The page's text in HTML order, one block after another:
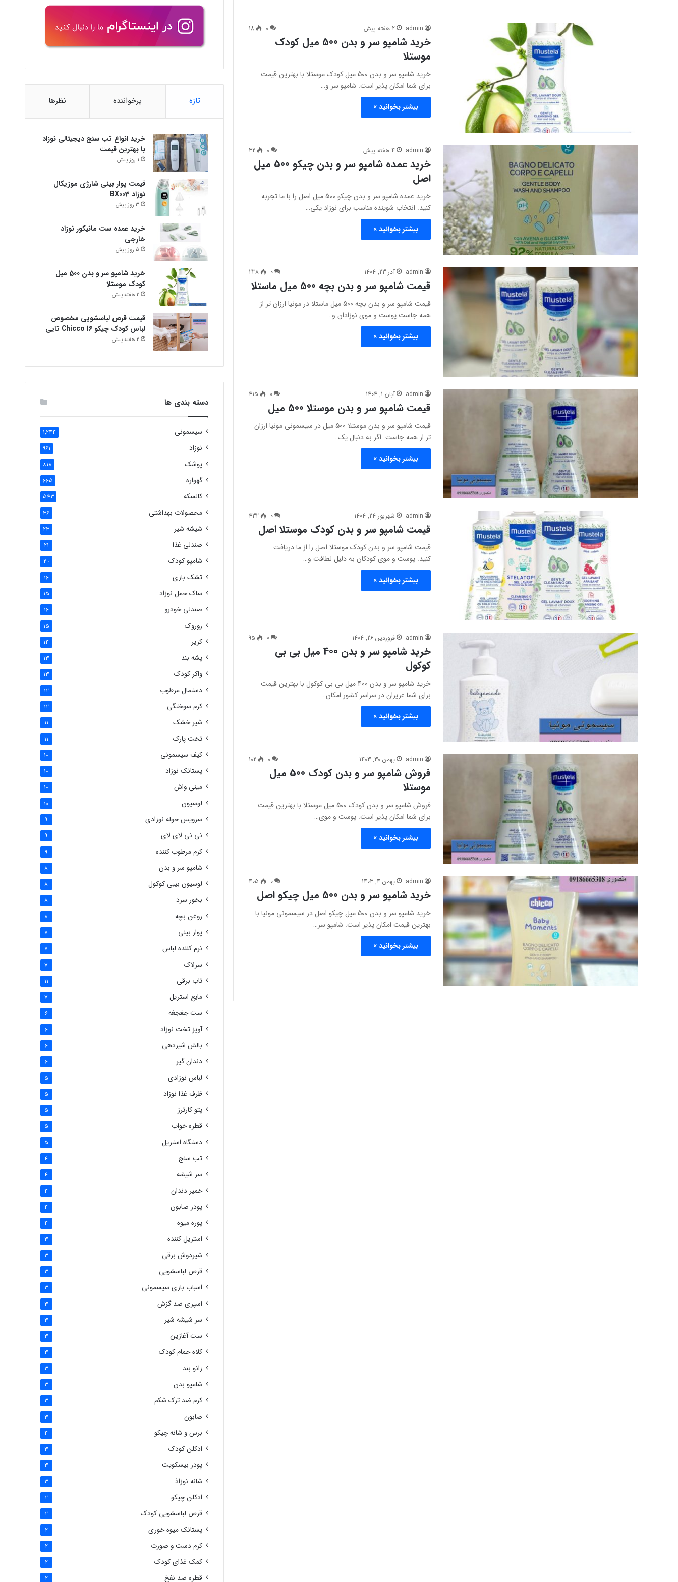
admin 2 هفته پیش 0
18
خرید شامپو سر و بدن 500 میل کودک
موستلا
خرید شامپو سر و بدن 500 میل کودک موستلا با بهترین قیمت
برای شما امکان پذیر است. شامپو سر و…
بیشتر بخوانید »
admin 4 هفته پیش 0
32
خرید عمده شامپو سر و بدن چیکو 500 میل
اصل
خرید عمده شامپو سر و بدن چیکو 500 میل اصل را با ما تجربه
کنید. انتخاب شوینده مناسب برای نوزاد یکی…
بیشتر بخوانید »
admin آذر 23, 1404 0
238
قیمت شامپو سر و بدن بچه 500 میل ماستلا
قیمت شامپو سر و بدن بچه 500 میل ماستلا در مونیا ارزان تر از
همه جاست.پوست و موی نوزادان و…
بیشتر بخوانید »
admin آبان 1, 1404 0
415
قیمت شامپو سر و بدن موستلا 500 میل
قیمت شامپو سر و بدن موستلا 500 میل در سیسمونی مونیا ارزان
تر از همه جاست. اگر به دنبال یک…
بیشتر بخوانید »
admin شهریور 24, 1404 0
432
قیمت شامپو سر و بدن کودک موستلا اصل
قیمت شامپو سر و بدن کودک موستلا اصل را از ما دریافت
کنید. پوست و موی کودکان به دلیل لطافت و…
بیشتر بخوانید »
admin فروردین 26, 1404 0
95
خرید شامپو سر و بدن 400 میل بی بی
کوکول
خرید شامپو سر و بدن 400 میل بی بی کوکول با بهترین قیمت
برای شما عزیزان در سراسر کشور امکان…
بیشتر بخوانید »
admin بهمن 30, 1403 0
102
فروش شامپو سر و بدن کودک 500 میل
موستلا
فروش شامپو سر و بدن کودک 500 میل موستلا با بهترین قیمت
برای شما امکان پذیر است. پوست و موی…
بیشتر بخوانید »
admin بهمن 4, 1403 0
405
خرید شامپو سر و بدن 500 میل چیکو اصل
خرید شامپو سر و بدن 500 میل چیکو اصل در سیسمونی مونیا با
بهترین قیمت امکان پذیر است. شامپو سر…
بیشتر بخوانید »
تازه پرخواننده نظرها
خرید انواع تب سنج دیجیتالی نوزاد
با بهترین قیمت
1 روز پیش
قیمت پوار بینی شارژی موزیکال
نوزاد BX003
3 روز پیش
خرید عمده ست مانیکور نوزاد
خارجی
5 روز پیش
خرید شامپو سر و بدن 500 میل
کودک موستلا
2 هفته پیش
قیمت قرص لباسشویی مخصوص
لباس کودک چیکو Chicco 16 تایی
2 هفته پیش
دسته بندی ها
سیسمونی 1,244
نوزاد 961
پوشک 818
گهواره 665
کالسکه 543
محصولات بهداشتی 36
شیشه شیر 23
صندلی غذا 21
شامپو کودک 20
تشک بازی 16
ساک حمل نوزاد 15
صندلی خودرو 16
روروک 15
کریر 14
پشه بند 13
واکر کودک 13
دستمال مرطوب 12
کرم سوختگی 12
شیر خشک 11
تخت پارک 11
کیف سیسمونی 10
پستانک نوزاد 10
مینی واش 10
لوسیون 10
سرویس حوله نوزادی 9
نی نی لای لای 9
کرم مرطوب کننده 9
شامپو سر و بدن 8
لوسیون بیبی کوکول 8
بخور سرد 8
روغن بچه 8
پوار بینی 7
نرم کننده لباس 7
سرلاک 7
تاب برقی 11
مایع استریل 7
ست جغجغه 6
آویز تخت نوزاد 6
بالش شیردهی 6
دندان گیر 6
لباس نوزادی 5
ظرف غذا نوزاد 5
پتو کارترز 5
قطره خواب 5
دستگاه استریل 5
تب سنج 4
سر شیشه 4
خمیر دندان 4
پودر صابون 4
پوره میوه 4
استریل کننده 3
شیردوش برقی 3
قرص لباسشویی 3
اسباب بازی سیسمونی 3
اسپری ضد گزش 3
سر شیشه شیر 3
ست آغازین 3
کلاه حمام کودک 3
زانو بند 3
شامپو بدن 3
کرم ضد ترک شکم 3
صابون 3
برس و شانه چیکو 4
ادکلن کودک 3
پودر بیسکویت 3
شانه نوزاذ 3
ادکلن چیکو 2
قرص لباسشویی کودک 2
پستانک میوه خوری 2
کرم دست و صورت 2
کمک غذای کودک 2
قطره ضد نفخ 2